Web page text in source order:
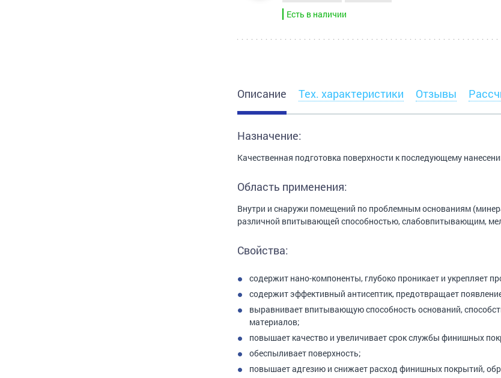
Есть в наличии
Описание Тех. характеристики Отзывы
Назначение:
Качественная подготовка поверхности к последующему
Область применения:
Внутри и снаружи помещений по проблемным основаниям
различной впитывающей способностью, слабовпитывающим,
Свойства:
содержит нано-компоненты, глубоко проникает и укрепляет
содержит эффективный антисептик, предотвращает
выравнивает впитывающую способность оснований,
материалов;
повышает качество и увеличивает срок службы финишных
обеспыливает поверхность;
повышает адгезию и снижает расход финишных покрытий,